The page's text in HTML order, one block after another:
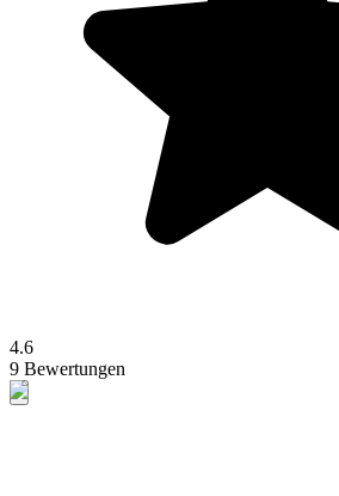
4.6
9 Bewertungen